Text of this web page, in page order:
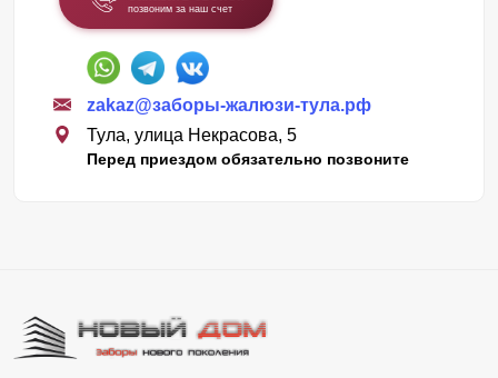
позвоним за наш счет
zakaz@заборы-жалюзи-тула.рф
Тула, улица Некрасова, 5
Перед приездом обязательно позвоните